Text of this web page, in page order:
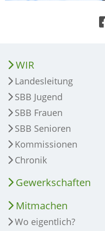
WIR
Landesleitung
SBB Jugend
SBB Frauen
SBB Senioren
Kommissionen
Chronik
Gewerkschaften
Mitmachen
Wo eigentlich?